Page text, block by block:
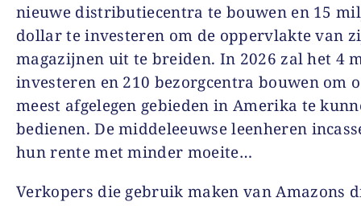
nieuwe distributiecentra te bouwen en 15
dollar te investeren om de oppervlakte van
magazijnen uit te breiden. In 2026 zal het 4
investeren en 210 bezorgcentra bouwen om
meest afgelegen gebieden in Amerika te
bedienen. De middeleeuwse leenheren
hun rente met minder moeite…
Verkopers die gebruik maken van Amazons